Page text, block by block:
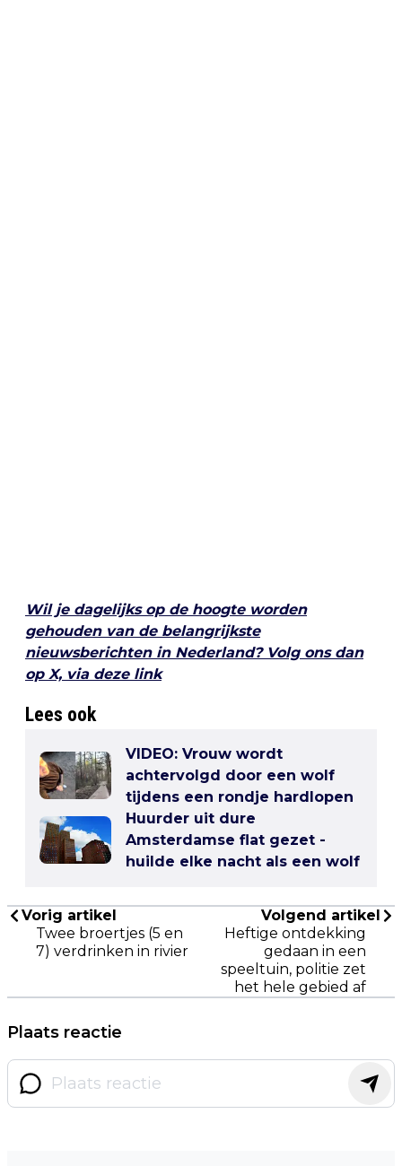
Wil je dagelijks op de hoogte worden
gehouden van de belangrijkste
nieuwsberichten in Nederland? Volg ons dan
op X, via deze link
Lees ook
VIDEO: Vrouw wordt
achtervolgd door een wolf
tijdens een rondje hardlopen
Huurder uit dure
Amsterdamse flat gezet -
huilde elke nacht als een wolf
Vorig artikel
Twee broertjes (5 en
7) verdrinken in rivier
Volgend artikel
Heftige ontdekking
gedaan in een
speeltuin, politie zet
het hele gebied af
Plaats reactie